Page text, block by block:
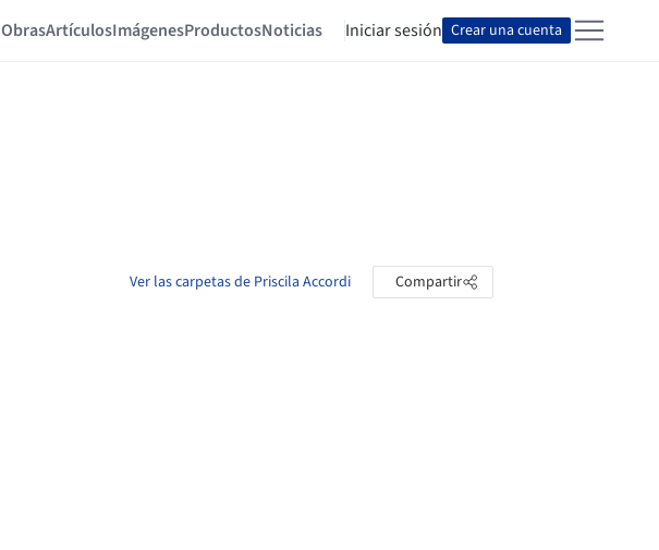
ObrasArtículosImágenesProductosNoticias Iniciar sesión Crear una cuenta
Ver las carpetas de Priscila Accordi Compartir